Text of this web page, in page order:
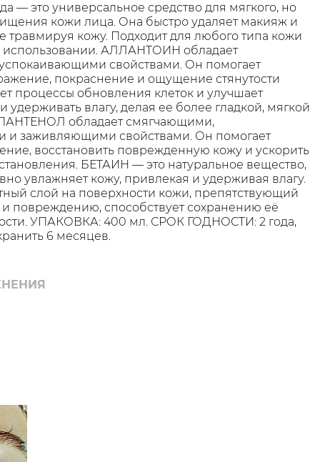
— это универсальное средство для мягкого, но
кожи лица. Она быстро удаляет макияж и
травмируя кожу. Подходит для любого типа кожи
использовании. АЛЛАНТОИН обладает
свойствами. Он помогает
покраснение и ощущение стянутости
процессы обновления клеток и улучшает
удерживать влагу, делая ее более гладкой, мягкой
обладает смягчающими,
и заживляющими свойствами. Он помогает
восстановить поврежденную кожу и ускорить
БЕТАИН — это натуральное вещество,
увлажняет кожу, привлекая и удерживая влагу.
слой на поверхности кожи, препятствующий
повреждению, способствует сохранению её
УПАКОВКА: 400 мл. СРОК ГОДНОСТИ: 2 года,
6 месяцев.